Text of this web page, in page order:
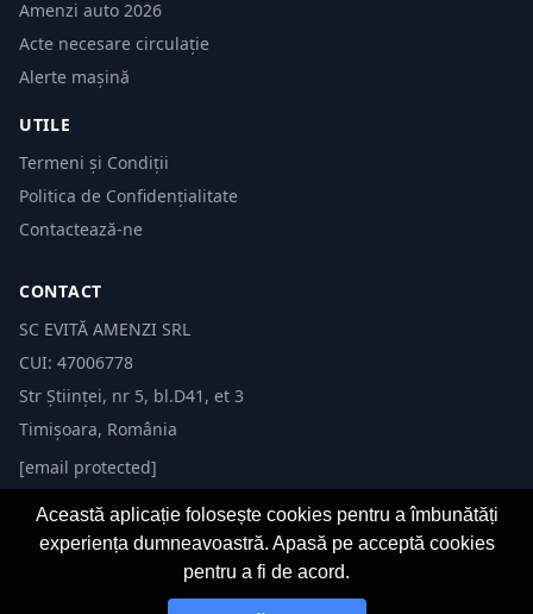
Amenzi auto 2026
Acte necesare circulație
Alerte mașină
UTILE
Termeni și Condiții
Politica de Confidențialitate
Contactează-ne
CONTACT
SC EVITĂ AMENZI SRL
CUI: 47006778
Str Științei, nr 5, bl.D41, et 3
Timișoara, România
[email protected]
© 2026 Evită Amenzi. Toate drepturile rezervate. Dezvoltat de
Această aplicație folosește cookies pentru a îmbunătăți
experiența dumneavoastră. Apasă pe acceptă cookies
pentru a fi de acord.